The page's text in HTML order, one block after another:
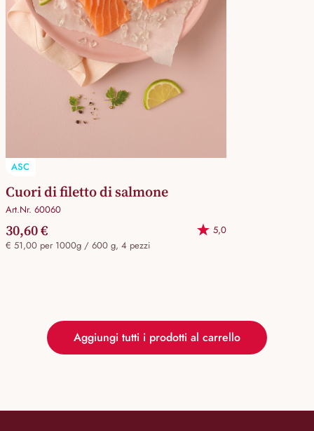
ASC
Cuori di filetto di salmone
Art.Nr. 60060
30,60 €
5,0
€ 51,00 per 1000g / 600 g, 4 pezzi
Aggiungi tutti i prodotti al carrello